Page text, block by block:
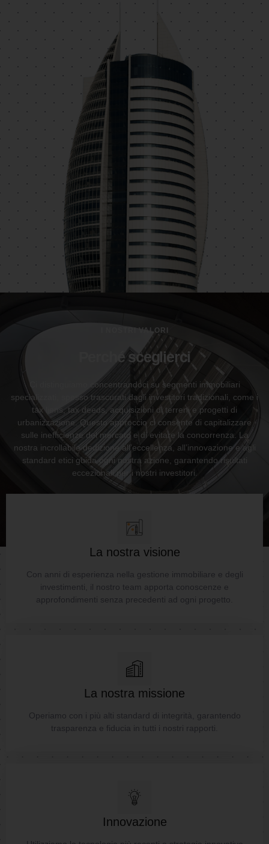
I NOSTRI VALORI
Perché sceglierci
Ci distinguiamo concentrandoci su segmenti immobiliari
specializzati, spesso trascurati dagli investitori tradizionali, come i
tax liens, tax deeds, acquisizioni di terreni e progetti di
urbanizzazione. Questo approccio ci consente di capitalizzare
sulle inefficienze del mercato e di evitare la concorrenza. La
nostra incrollabile dedizione all’eccellenza, all’innovazione e agli
standard etici guida ogni nostra azione, garantendo risultati
eccezionali per i nostri investitori.
La nostra visione
Con anni di esperienza nella gestione immobiliare e degli
investimenti, il nostro team apporta conoscenze e
approfondimenti senza precedenti ad ogni progetto.
La nostra missione
Operiamo con i più alti standard di integrità, garantendo
trasparenza e fiducia in tutti i nostri rapporti.
Innovazione